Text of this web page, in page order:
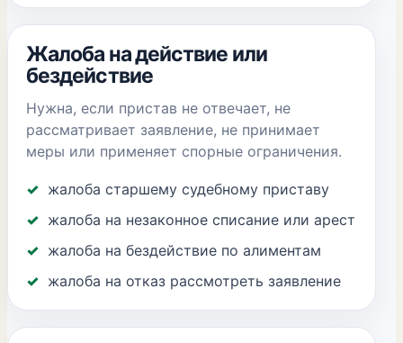
Жалоба на действие или
бездействие
Нужна, если пристав не отвечает, не
рассматривает заявление, не принимает
меры или применяет спорные ограничения.
жалоба старшему судебному приставу
жалоба на незаконное списание или арест
жалоба на бездействие по алиментам
жалоба на отказ рассмотреть заявление